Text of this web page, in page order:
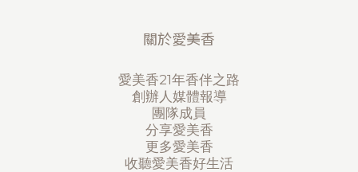
關於愛美香
愛美香21年香伴之路
創辦人媒體報導
團隊成員
分享愛美香
更多愛美香
收聽愛美香好生活